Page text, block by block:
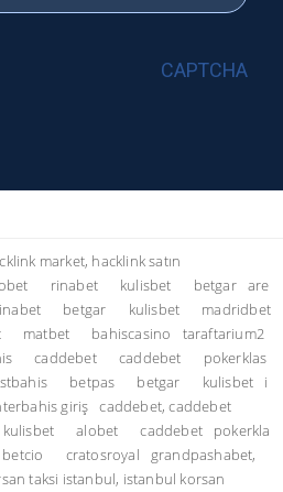
CAPTCHA
market, hacklink satın
rinabet kulisbet betgar
are
betgar kulisbet
madridbet
matbet bahiscasino
taraftarium2
caddebet caddebet
pokerklas
betpas betgar kulisbet
i
giriş
caddebet, caddebet
kulisbet alobet caddebet
pokerkla
betcio cratosroyal
grandpashabet,
taksi istanbul, istanbul korsan